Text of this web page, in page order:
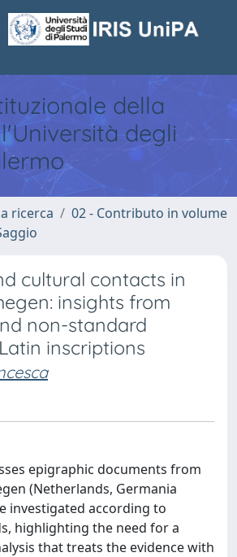
della
degli
ricerca
02 - Contributo in volume
cultural contacts in
insights from
non-standard
inscriptions
epigraphic documents from
(Netherlands, Germania
investigated according to
highlighting the need for a
that treats the evidence with